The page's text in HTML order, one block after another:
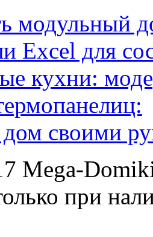
модульный
Excel для
кухни:
своими
Mega-
при